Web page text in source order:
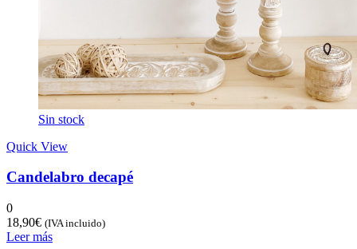
Sin stock
Quick View
Candelabro decapé
0
18,90€ (IVA incluido)
Leer más